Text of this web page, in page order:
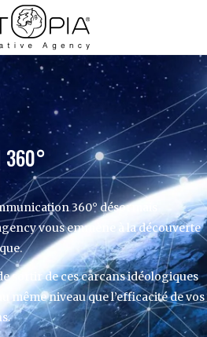
360°
360° désormais
vous emmène à la découverte
sortir de ces carcans idéologiques
même niveau que l’efficacité de vos